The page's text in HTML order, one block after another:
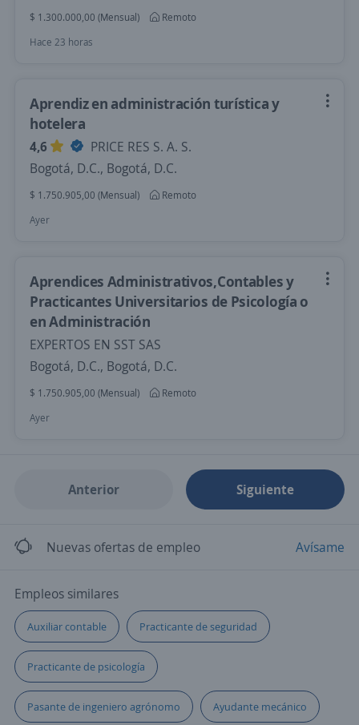
$ 1.300.000,00 (Mensual)
Remoto
Hace 23 horas
Aprendiz en administración turística y
hotelera
4,6
PRICE RES S. A. S.
Bogotá, D.C., Bogotá, D.C.
$ 1.750.905,00 (Mensual)
Remoto
Ayer
Aprendices Administrativos,Contables y
Practicantes Universitarios de Psicología o
en Administración
EXPERTOS EN SST SAS
Bogotá, D.C., Bogotá, D.C.
$ 1.750.905,00 (Mensual)
Remoto
Ayer
Anterior Siguiente
Nuevas ofertas de empleo Avísame
Empleos similares
Auxiliar contable Practicante de seguridad
Practicante de psicología
Pasante de ingeniero agrónomo Ayudante mecánico